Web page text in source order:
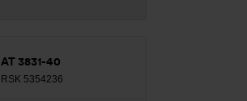
AT 3831-40
RSK 5354236